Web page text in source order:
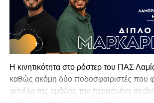
Η κινητικότητα στο ρόστερ του ΠΑΣ
καθώς ακόμη δύο ποδοσφαιριστές που
φανέλα της ομάδας την περασμένη